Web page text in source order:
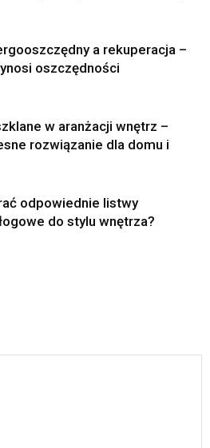
a rekuperacja –
oszczędności
w aranżacji wnętrz –
rozwiązanie dla domu i
odpowiednie listwy
do stylu wnętrza?